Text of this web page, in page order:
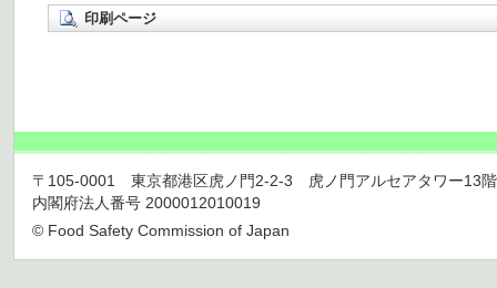
印刷ページ
〒105-0001 東京都港区虎ノ門2-2-3 虎ノ門アルセアタワー13
内閣府法人番号 2000012010019
© Food Safety Commission of Japan